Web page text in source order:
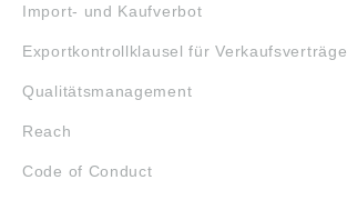
Import- und Kaufverbot
Exportkontrollklausel für Verkaufsverträge
Qualitätsmanagement
Reach
Code of Conduct